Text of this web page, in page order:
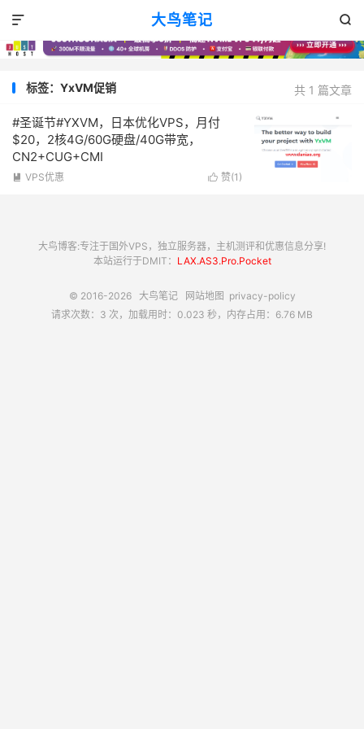
大鸟笔记 

共 1 篇文章
标签：YxVM促销
#圣诞节#YXVM，日本优化VPS，月付
$20，2核4G/60G硬盘/40G带宽，
CN2+CUG+CMI
 赞(1 )
 VPS优惠
大鸟博客:专注于国外VPS，独立服务器，主机测评和优惠信息分享!
本站运行于DMIT： LAX.AS3.Pro.Pocket
© 2016-2026 大鸟笔记 网站地图 privacy-policy
请求次数：3 次，加载用时：0.023 秒，内存占用：6.76 MB